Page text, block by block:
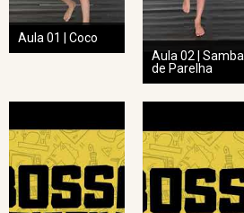
Aula 01 | Coco
Aula 02 | Samba
de Parelha